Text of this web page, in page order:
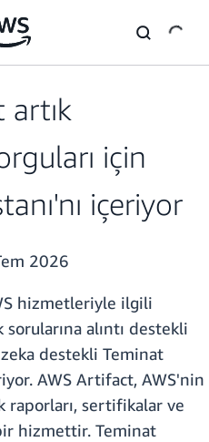
artık
için
içeriyor
2026
hizmetleriyle ilgili
alıntı destekli
destekli Teminat
AWS Artifact, AWS'nin
raporları, sertifikalar ve
hizmettir. Teminat